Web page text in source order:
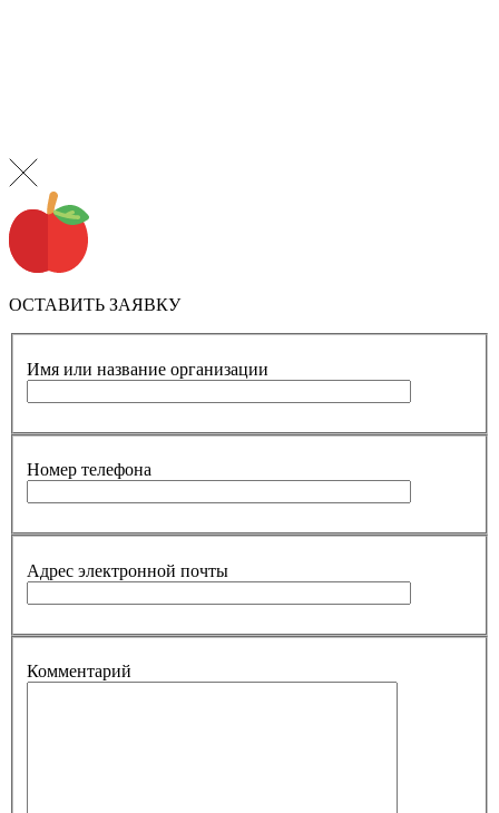
ОСТАВИТЬ ЗАЯВКУ
Имя или название организации
Номер телефона
Адрес электронной почты
Комментарий